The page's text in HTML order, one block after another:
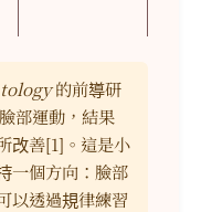
的前導研
部運動，結果
改善[1]。這是小
一個方向：臉部
以透過規律練習